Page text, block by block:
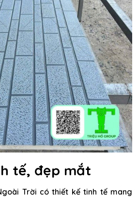
tế, đẹp mắt
Trời có thiết kế tinh tế mang